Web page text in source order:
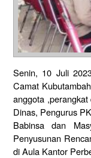
Senin, 10 Juli
Camat
anggota
Dinas, Pengurus
Babinsa dan
Penyusunan
di Aula Kantor